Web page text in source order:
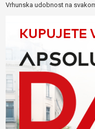
Vrhunska udobnost na